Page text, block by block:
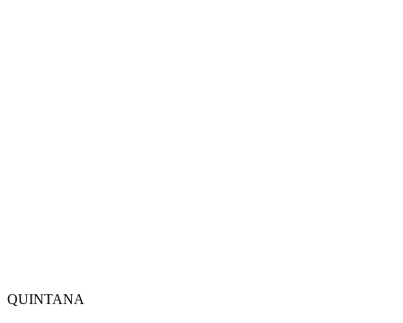
QUINTANA